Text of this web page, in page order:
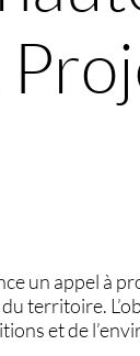
un appel à
territoire.
et de